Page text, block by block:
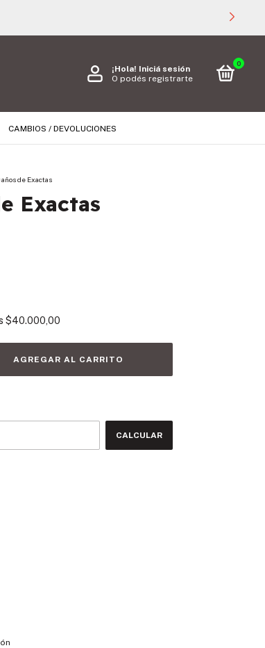
¡Hola! Iniciá sesión
O podés registrarte
0
CAMBIOS / DEVOLUCIONES
años de Exactas
Exactas
$40.000,00
CALCULAR